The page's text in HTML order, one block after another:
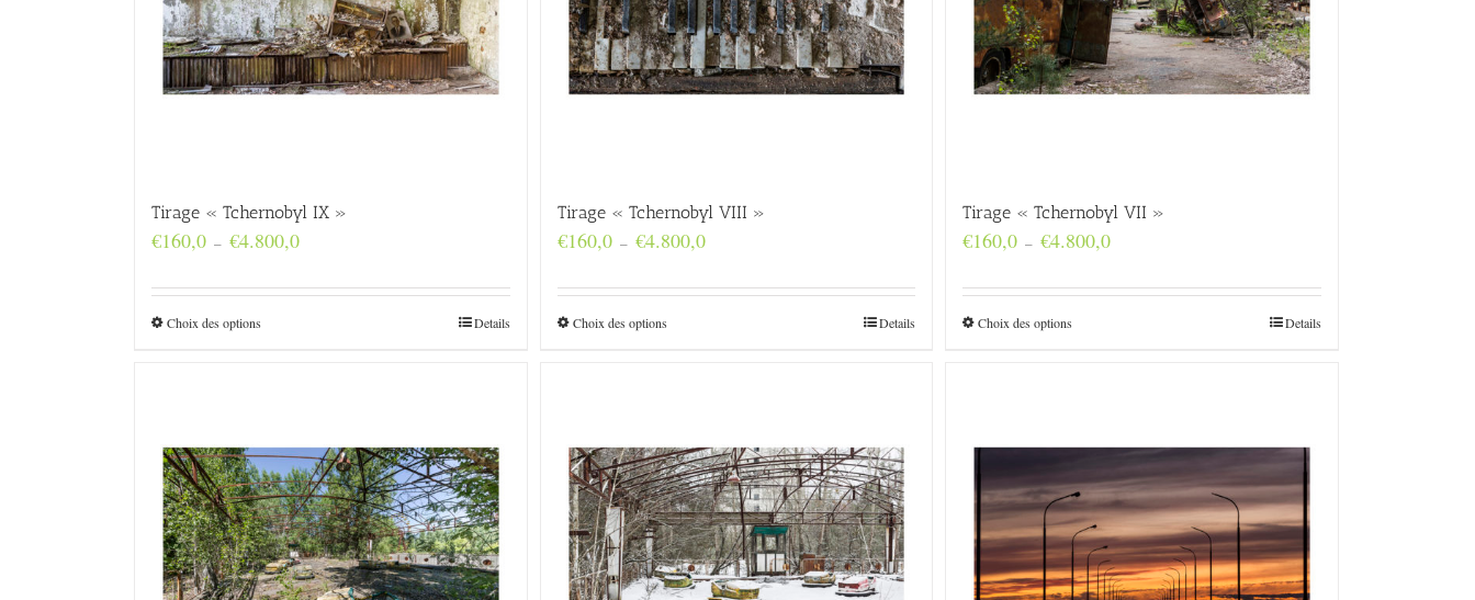
Tirage « Tchernobyl IX »
€160,0 – €4.800,0Plage
€160,0
Choix des options Details
Tirage « Tchernobyl VIII »
€160,0 – €4.800,0Plage
€160,0
Choix des options Details
Tirage « Tchernobyl VII »
€160,0 – €4.800,0Plage
€160,0
Choix des options Details